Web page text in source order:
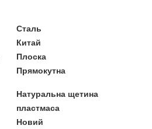
Сталь
Китай
Плоска
Прямокутна
Натуральна щетина
пластмаса
Новий